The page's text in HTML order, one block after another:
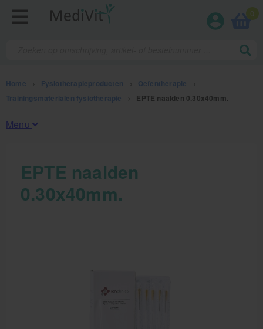
0
Home Fysiotherapieproducten Oefentherapie
Trainingsmaterialen fysiotherapie
EPTE naalden 0.30x40mm.
Menu
Fysiotherapieproducten
Oefentherapie
Echogel & Ultrasoundgel
EPTE naalden
0.30x40mm.